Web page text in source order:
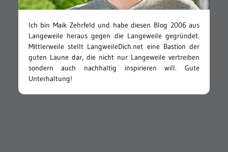
Ich bin Maik Zehrfeld und habe diesen Blog 2006 aus
Langeweile heraus gegen die Langeweile gegründet.
Mittlerweile stellt LangweileDich.net eine Bastion der
guten Laune dar, die nicht nur Langeweile vertreiben
sondern auch nachhaltig inspirieren will. Gute
Unterhaltung!